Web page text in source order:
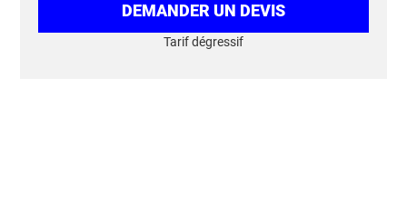
DEMANDER UN DEVIS
Tarif dégressif